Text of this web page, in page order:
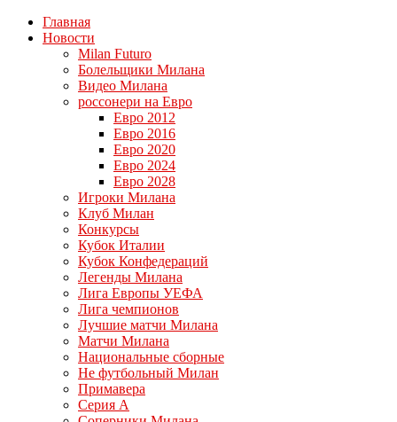
Главная
Новости
Milan Futuro
Болельщики Милана
Видео Милана
россонери на Евро
Евро 2012
Евро 2016
Евро 2020
Евро 2024
Евро 2028
Игроки Милана
Клуб Милан
Конкурсы
Кубок Италии
Кубок Конфедераций
Легенды Милана
Лига Европы УЕФА
Лига чемпионов
Лучшие матчи Милана
Матчи Милана
Национальные сборные
Не футбольный Милан
Примавера
Серия А